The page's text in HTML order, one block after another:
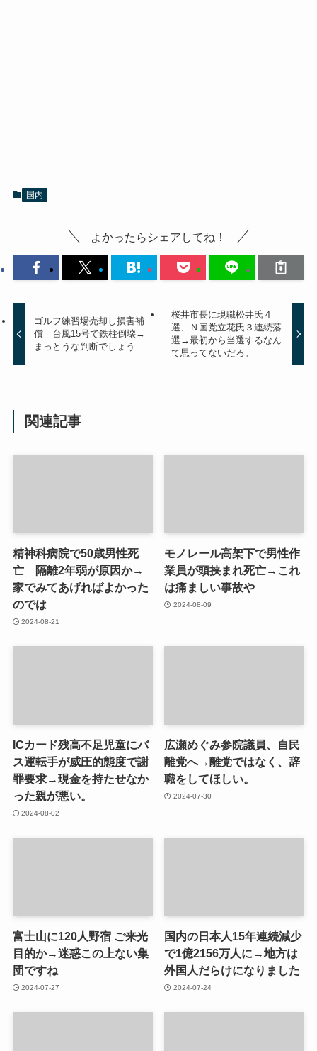
国内
よかったらシェアしてね！
ゴルフ練習場売却し損害補
償 台風15号で鉄柱倒壊→
まっとうな判断でしょう
桜井市長に現職松井氏４
選、Ｎ国党立花氏３連続落
選→最初から当選するなん
て思ってないだろ。
関連記事
精神科病院で50歳男性死
亡 隔離2年弱が原因か→
家でみてあげればよかった
のでは
2024-08-21
モノレール高架下で男性作
業員が頭挟まれ死亡→これ
は痛ましい事故や
2024-08-09
ICカード残高不足児童にバ
ス運転手が威圧的態度で謝
罪要求→現金を持たせなか
った親が悪い。
2024-08-02
広瀬めぐみ参院議員、自民
離党へ→離党ではなく、辞
職をしてほしい。
2024-07-30
富士山に120人野宿 ご来光
目的か→迷惑この上ない集
団ですね
2024-07-27
国内の日本人15年連続減少
で1億2156万人に→地方は
外国人だらけになりました
2024-07-24